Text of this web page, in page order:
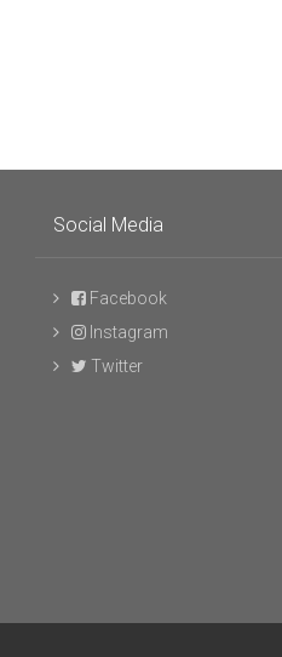
Social Media
Facebook
Instagram
Twitter